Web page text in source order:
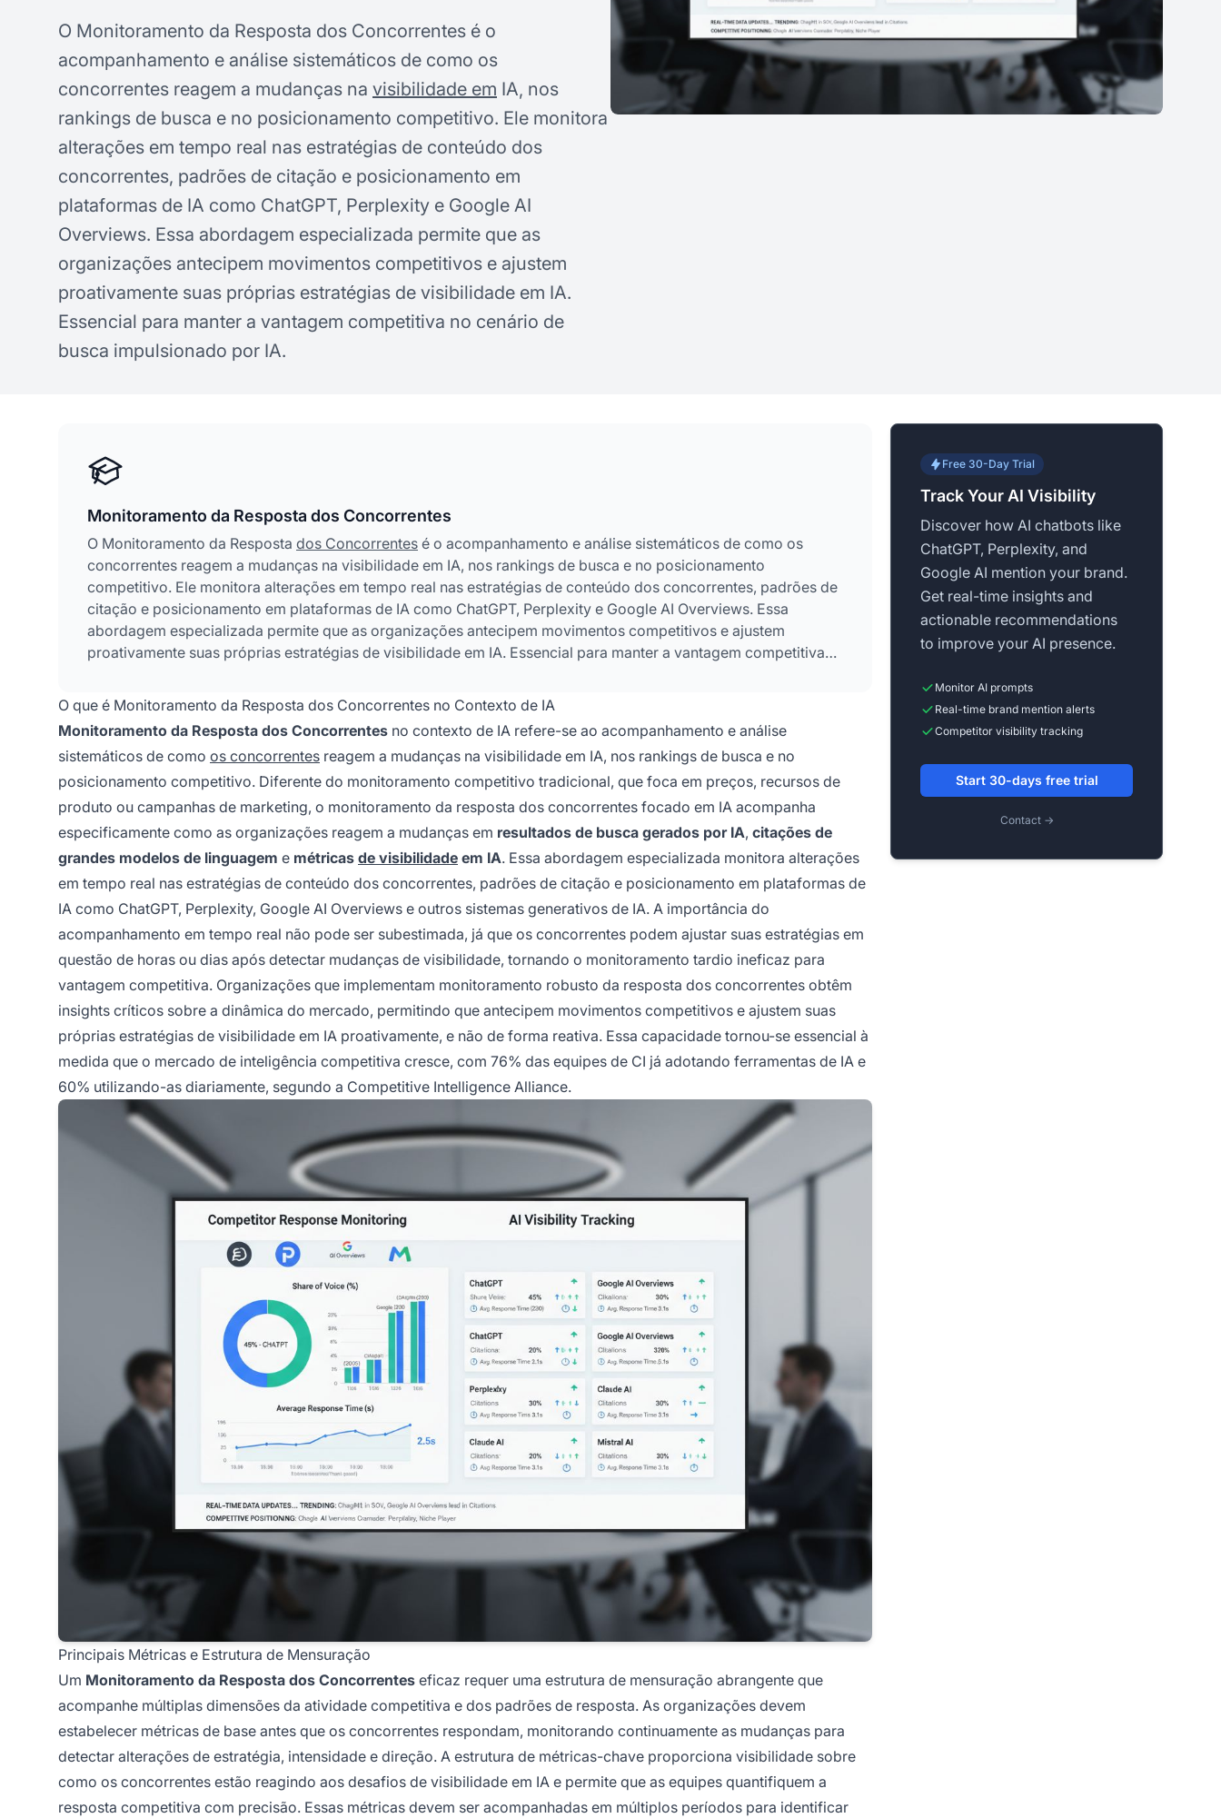
O Monitoramento da Resposta dos Concorrentes é o
acompanhamento e análise sistemáticos de como os
concorrentes reagem a mudanças na visibilidade em IA, nos
rankings de busca e no posicionamento competitivo. Ele monitora
alterações em tempo real nas estratégias de conteúdo dos
concorrentes, padrões de citação e posicionamento em
plataformas de IA como ChatGPT, Perplexity e Google AI
Overviews. Essa abordagem especializada permite que as
organizações antecipem movimentos competitivos e ajustem
proativamente suas próprias estratégias de visibilidade em IA.
Essencial para manter a vantagem competitiva no cenário de
busca impulsionado por IA.
Monitoramento da Resposta dos Concorrentes
O Monitoramento da Resposta dos Concorrentes é o acompanhamento e análise sistemáticos de como os
concorrentes reagem a mudanças na visibilidade em IA, nos rankings de busca e no posicionamento
competitivo. Ele monitora alterações em tempo real nas estratégias de conteúdo dos concorrentes, padrões de
citação e posicionamento em plataformas de IA como ChatGPT, Perplexity e Google AI Overviews. Essa
abordagem especializada permite que as organizações antecipem movimentos competitivos e ajustem
proativamente suas próprias estratégias de visibilidade em IA. Essencial para manter a vantagem competitiva
O que é Monitoramento da Resposta dos Concorrentes no Contexto de IA
Monitoramento da Resposta dos Concorrentes no contexto de IA refere-se ao acompanhamento e análise
sistemáticos de como os concorrentes reagem a mudanças na visibilidade em IA, nos rankings de busca e no
posicionamento competitivo. Diferente do monitoramento competitivo tradicional, que foca em preços, recursos de
produto ou campanhas de marketing, o monitoramento da resposta dos concorrentes focado em IA acompanha
especificamente como as organizações reagem a mudanças em resultados de busca gerados por IA, citações de
grandes modelos de linguagem e métricas de visibilidade em IA. Essa abordagem especializada monitora alterações
em tempo real nas estratégias de conteúdo dos concorrentes, padrões de citação e posicionamento em plataformas de
IA como ChatGPT, Perplexity, Google AI Overviews e outros sistemas generativos de IA. A importância do
acompanhamento em tempo real não pode ser subestimada, já que os concorrentes podem ajustar suas estratégias em
questão de horas ou dias após detectar mudanças de visibilidade, tornando o monitoramento tardio ineficaz para
vantagem competitiva. Organizações que implementam monitoramento robusto da resposta dos concorrentes obtêm
insights críticos sobre a dinâmica do mercado, permitindo que antecipem movimentos competitivos e ajustem suas
próprias estratégias de visibilidade em IA proativamente, e não de forma reativa. Essa capacidade tornou-se essencial à
medida que o mercado de inteligência competitiva cresce, com 76% das equipes de CI já adotando ferramentas de IA e
60% utilizando-as diariamente, segundo a Competitive Intelligence Alliance.
Principais Métricas e Estrutura de Mensuração
Um Monitoramento da Resposta dos Concorrentes eficaz requer uma estrutura de mensuração abrangente que
acompanhe múltiplas dimensões da atividade competitiva e dos padrões de resposta. As organizações devem
estabelecer métricas de base antes que os concorrentes respondam, monitorando continuamente as mudanças para
detectar alterações de estratégia, intensidade e direção. A estrutura de métricas-chave proporciona visibilidade sobre
como os concorrentes estão reagindo aos desafios de visibilidade em IA e permite que as equipes quantifiquem a
resposta competitiva com precisão. Essas métricas devem ser acompanhadas em múltiplos períodos para identificar
Free 30-Day Trial
Track Your AI Visibility
Discover how AI chatbots like
ChatGPT, Perplexity, and
Google AI mention your brand.
Get real-time insights and
actionable recommendations
to improve your AI presence.
Monitor AI prompts
Real-time brand mention alerts
Competitor visibility tracking
Start 30-days free trial
Contact →